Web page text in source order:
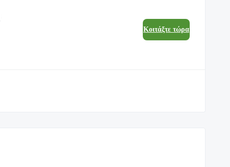
Κοιτάξτε τώρα